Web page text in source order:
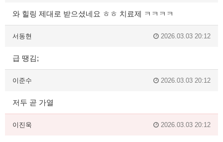
와 힐링 제대로 받으셨네요 ㅎㅎ 치료제 ㅋㅋㅋㅋ
서동현 2026.03.03 20:12
급 땡김;
이준수 2026.03.03 20:12
저두 곧 가열
이진욱 2026.03.03 20:12